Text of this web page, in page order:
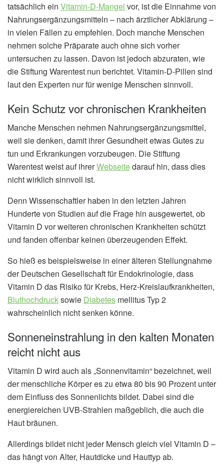
tatsächlich ein Vitamin-D-Mangel vor, ist die Einnahme von
Nahrungsergänzungsmitteln – nach ärztlicher Abklärung –
in vielen Fällen zu empfehlen. Doch manche Menschen
nehmen solche Präparate auch ohne sich vorher
untersuchen zu lassen. Davon ist jedoch abzuraten, wie
die Stiftung Warentest nun berichtet. Vitamin-D-Pillen sind
laut den Experten nur für wenige Menschen sinnvoll.
Kein Schutz vor chronischen Krankheiten
Manche Menschen nehmen Nahrungsergänzungsmittel,
weil sie denken, damit ihrer Gesundheit etwas Gutes zu
tun und Erkrankungen vorzubeugen. Die Stiftung
Warentest weist auf ihrerWebseitedarauf hin, dass dies
nicht wirklich sinnvoll ist.
Denn Wissenschaftler haben in den letzten Jahren
Hunderte von Studien auf die Frage hin ausgewertet, ob
Vitamin D vor weiteren chronischen Krankheiten schützt
und fanden offenbar keinen überzeugenden Effekt.
So hieß es beispielsweise in einer älteren Stellungnahme
der Deutschen Gesellschaft für Endokrinologie, dass
Vitamin D das Risiko für Krebs, Herz-Kreislaufkrankheiten,
Bluthochdrucksowie Diabetes mellitus Typ 2
wahrscheinlich nicht senken könne.
Sonneneinstrahlung in den kalten Monaten
reicht nicht aus
Vitamin D wird auch als „Sonnenvitamin“ bezeichnet, weil
der menschliche Körper es zu etwa 80 bis 90 Prozent unter
dem Einfluss des Sonnenlichts bildet. Dabei sind die
energiereichen UVB-Strahlen maßgeblich, die auch die
Haut bräunen.
Allerdings bildet nicht jeder Mensch gleich viel Vitamin D –
das hängt von Alter, Hautdicke und Hauttyp ab.